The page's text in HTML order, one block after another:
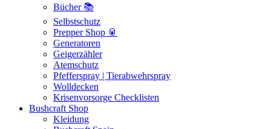
Bücher 📚
Selbstschutz
Prepper Shop 🥫
Generatoren
Geigerzähler
Atemschutz
Pfefferspray | Tierabwehrspray
Wolldecken
Krisenvorsorge Checklisten
Bushcraft Shop
Kleidung